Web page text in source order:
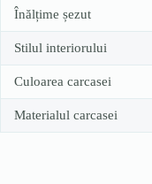
Înălțime șezut
Stilul interiorului
Culoarea carcasei
Materialul carcasei